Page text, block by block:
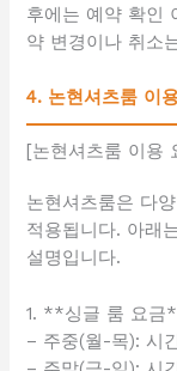
후에는 예약 확인
약 변경이나 취소
4. 논현셔츠룸 이
[논현셔츠룸 이용
논현셔츠룸은 다
적용됩니다. 아래
설명입니다.
1. **싱글 룸 요금
– 주중(월-목): 시